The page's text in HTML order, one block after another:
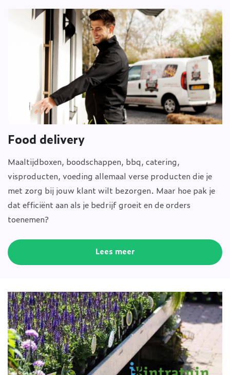
Food delivery
Maaltijdboxen, boodschappen, bbq, catering,
visproducten, voeding allemaal verse producten die je
met zorg bij jouw klant wilt bezorgen. Maar hoe pak je
dat efficiënt aan als je bedrijf groeit en de orders
toenemen?
Lees meer